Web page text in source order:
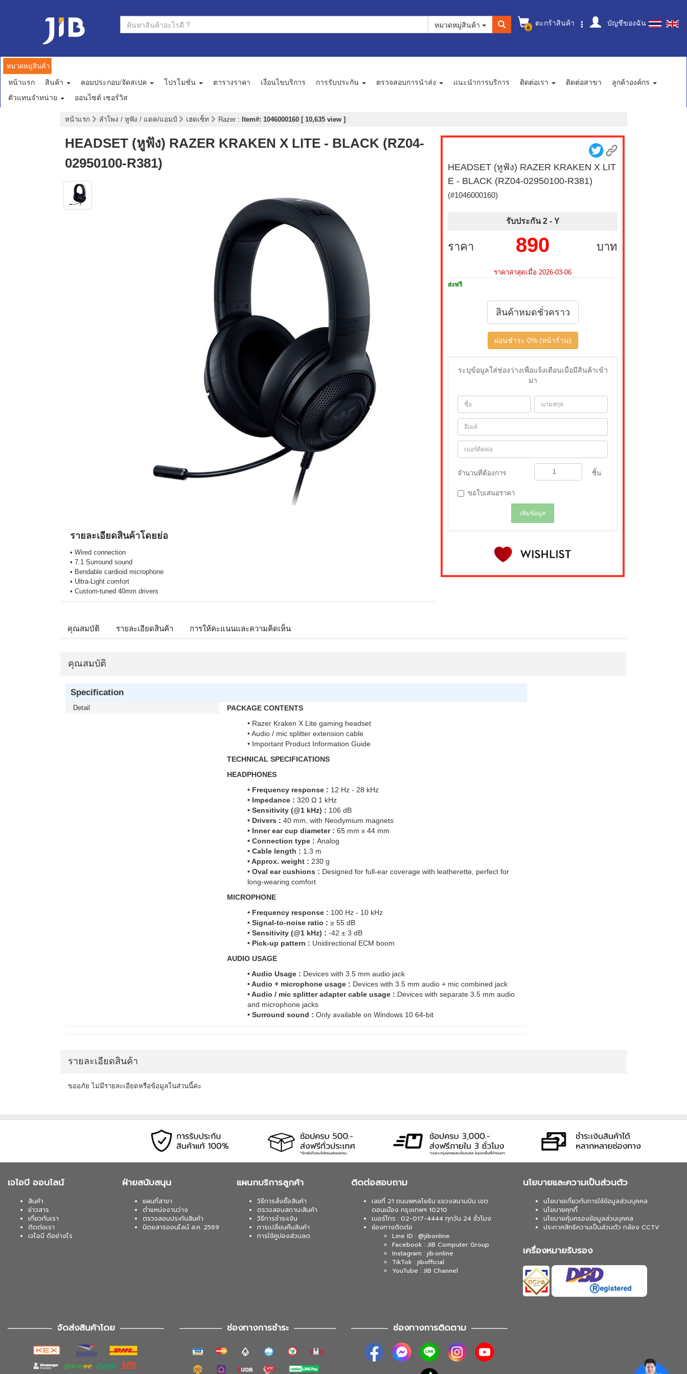
0 ตะกร้าสินค้า บัญชีของฉัน
หมวดหมู่สินค้า
หมวดหมู่สินค้า
หน้าแรก สินค้า คอมประกอบ/จัดสเปค โปรโมชั่น ตารางราคา เงื่อนไขบริการ การรับประกัน ตรวจสอบการนำส่ง แนะนำการบริการ ติดต่อเรา ติดต่อสาขา
ลูกค้าองค์กร
ตัวแทนจำหน่าย
ออนไซต์ เซอร์วิส
หน้าแรก ลำโพง / หูฟัง / แดค/แอมป์ เฮดเซ็ท Razer : Item#: 1046000160 [ 10,635 view ]
HEADSET (หูฟัง) RAZER KRAKEN X LITE - BLACK (RZ04-
02950100-R381)
รายละเอียดสินค้าโดยย่อ
• Wired connection
• 7.1 Surround sound
• Bendable cardioid microphone
• Ultra-Light comfort
• Custom-tuned 40mm drivers
HEADSET (หูฟัง) RAZER KRAKEN X LIT
E - BLACK (RZ04-02950100-R381)
(#1046000160)
รับประกัน 2 - Y
ราคา บาท
890
ราคาล่าสุดเมื่อ 2026-03-06
ส่งฟรี
สินค้าหมดชั่วคราว
ผ่อนชำระ 0% (หน้าร้าน)
ระบุข้อมูลใส่ช่องว่างเพื่อแจ้งเตือนเมื่อมีสินค้าเข้า
มา
จำนวนที่ต้องการ ชิ้น
ขอใบเสนอราคา
เพิ่มข้อมูล
คุณสมบัติ รายละเอียดสินค้า การให้คะแนนและความคิดเห็น
คุณสมบัติ
Specification
Detail
PACKAGE CONTENTS
• Razer Kraken X Lite gaming headset
• Audio / mic splitter extension cable
• Important Product Information Guide
TECHNICAL SPECIFICATIONS
HEADPHONES
• Frequency response : 12 Hz - 28 kHz
• Impedance :320 Ω 1 kHz
• Sensitivity (@1 kHz) : 106 dB
• Drivers :40 mm, with Neodymium magnets
• Inner ear cup diameter :65 mm x 44 mm
• Connection type :Analog
• Cable length : 1.3 m
• Approx. weight :230 g
• Oval ear cushions : Designed for full-ear coverage with leatherette, perfect for
long-wearing comfort
MICROPHONE
• Frequency response : 100 Hz - 10 kHz
• Signal-to-noise ratio :≥ 55 dB
• Sensitivity (@1 kHz) :-42 ± 3 dB
• Pick-up pattern : Unidirectional ECM boom
AUDIO USAGE
• Audio Usage : Devices with 3.5 mm audio jack
• Audio + microphone usage : Devices with 3.5 mm audio + mic combined jack
• Audio / mic splitter adapter cable usage : Devices with separate 3.5 mm audio
and microphone jacks
• Surround sound :Only available on Windows 10 64-bit
รายละเอียดสินค้า
ขออภัย ไม่มีรายละเอียดหรือข้อมูลในส่วนนี้ค่ะ
เจไอบี ออนไลน์
สินค้า
ข่าวสาร
เกี่ยวกับเรา
ติดต่อเรา
เจไอบี ดีอย่างไร
ฝ่ายสนับสนุน
แผนที่สาขา
ตำแหน่งงานว่าง
ตรวจสอบประกันสินค้า
นิตยสารออนไลน์ ส.ค. 2569
แผนกบริการลูกค้า
วิธีการสั่งซื้อสินค้า
ตรวจสอบสถานะสินค้า
วิธีการชำระเงิน
การเปลี่ยนคืนสินค้า
การใช้คูปองส่วนลด
ติดต่อสอบถาม
เลขที่ 21 ถนนพหลโยธิน แขวงสนามบิน เขต
ดอนเมือง กรุงเทพฯ 10210
เบอร์โทร : 02-017-4444 ทุกวัน 24 ชั่วโมง
ช่องทางติดต่อ
Line ID : @jibonline
Facebook : JIB Computer Group
Instagram : jib.online
TikTok : jibofficial
YouTube : JIB Channel
นโยบายและความเป็นส่วนตัว
นโยบายเกี่ยวกับการใช้ข้อมูลส่วนบุคคล
นโยบายคุกกี้
นโยบายคุ้มครองข้อมูลส่วนบุคคล
ประกาศสิทธิความเป็นส่วนตัว กล้อง CCTV
เครื่องหมายรับรอง
จัดส่งสินค้าโดย ช่องทางการชำระ ช่องทางการติดตาม